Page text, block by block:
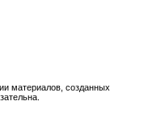
материалов, созданных